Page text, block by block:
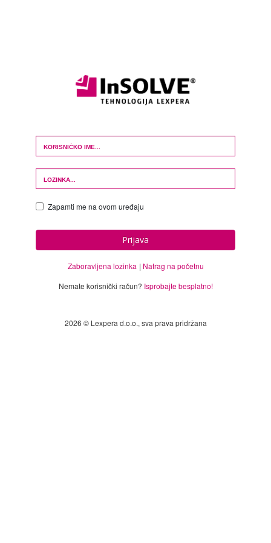
Login Form
Zapamti me na ovom uređaju
Prijava
Zaboravljena lozinka
Natrag na početnu
Nemate korisnički račun? Isprobajte besplatno!
2026 © Lexpera d.o.o., sva prava pridržana